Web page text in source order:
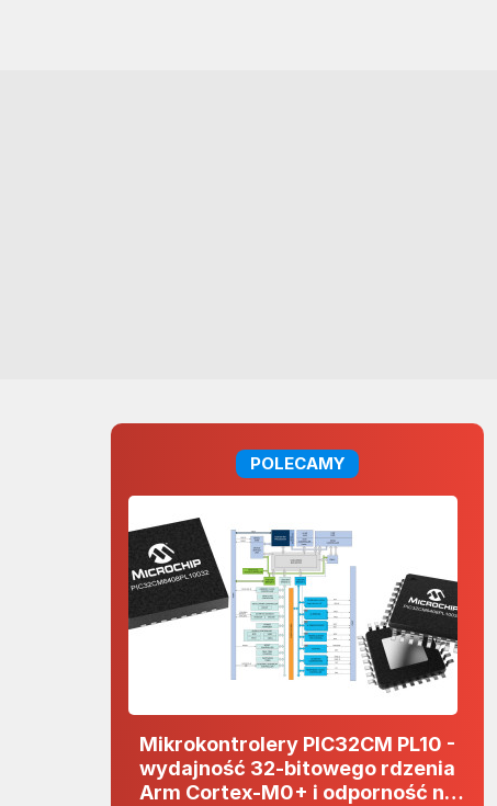
POLECAMY
Mikrokontrolery PIC32CM PL10 -
wydajność 32-bitowego rdzenia
Arm Cortex-M0+ i odporność na